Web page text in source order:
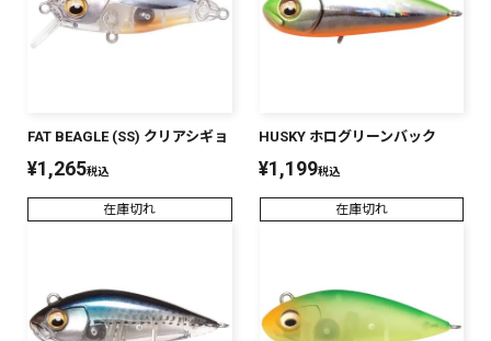
FAT BEAGLE (SS) クリアシギョ
¥1,265税込
在庫切れ
HUSKY ホログリーンバック
¥1,199税込
在庫切れ